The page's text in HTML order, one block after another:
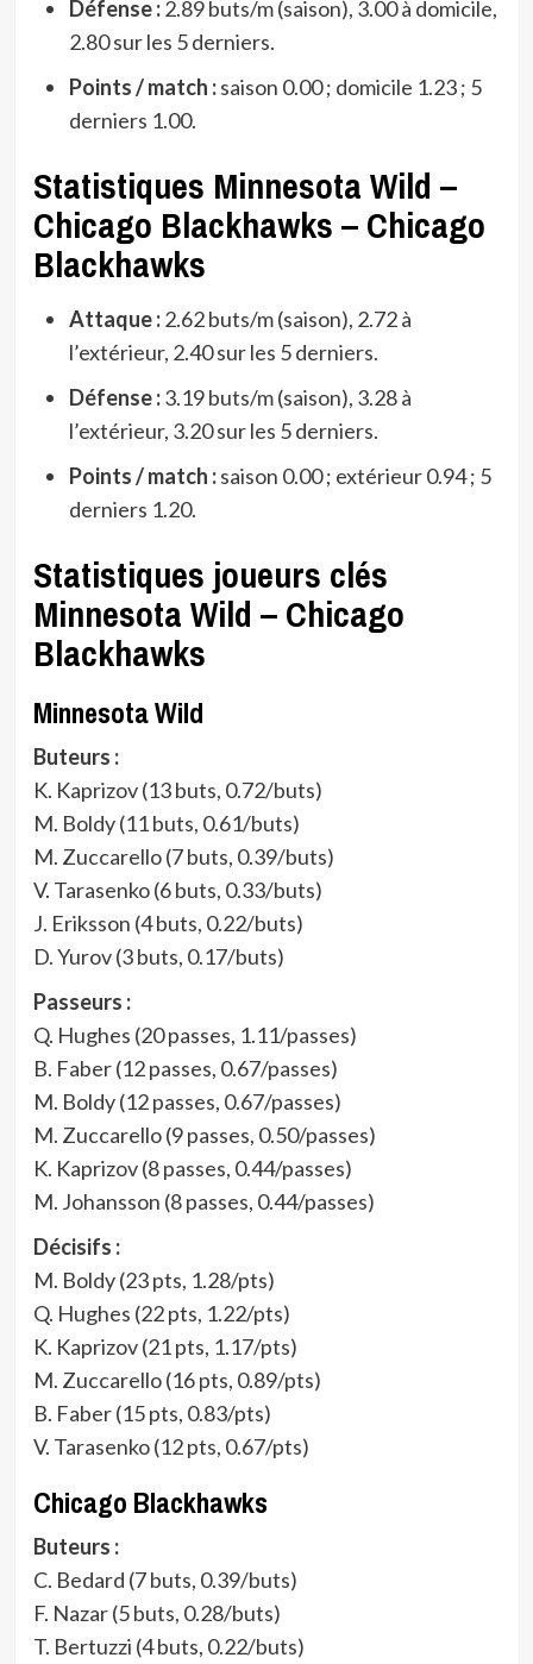
Défense :2.89 buts/m (saison), 3.00 à domicile,
2.80 sur les 5 derniers.
Points / match :saison 0.00 ; domicile 1.23 ; 5
derniers 1.00.
Statistiques Minnesota Wild –
Chicago Blackhawks – Chicago
Blackhawks
Attaque :2.62 buts/m (saison), 2.72 à
l’extérieur, 2.40 sur les 5 derniers.
Défense :3.19 buts/m (saison), 3.28 à
l’extérieur, 3.20 sur les 5 derniers.
Points / match :saison 0.00 ; extérieur 0.94 ; 5
derniers 1.20.
Statistiques joueurs clés
Minnesota Wild – Chicago
Blackhawks
Minnesota Wild
Buteurs :
K. Kaprizov (13 buts, 0.72/buts)
M. Boldy (11 buts, 0.61/buts)
M. Zuccarello (7 buts, 0.39/buts)
V. Tarasenko (6 buts, 0.33/buts)
J. Eriksson (4 buts, 0.22/buts)
D. Yurov (3 buts, 0.17/buts)
Passeurs :
Q. Hughes (20 passes, 1.11/passes)
B. Faber (12 passes, 0.67/passes)
M. Boldy (12 passes, 0.67/passes)
M. Zuccarello (9 passes, 0.50/passes)
K. Kaprizov (8 passes, 0.44/passes)
M. Johansson (8 passes, 0.44/passes)
Décisifs :
M. Boldy (23 pts, 1.28/pts)
Q. Hughes (22 pts, 1.22/pts)
K. Kaprizov (21 pts, 1.17/pts)
M. Zuccarello (16 pts, 0.89/pts)
B. Faber (15 pts, 0.83/pts)
V. Tarasenko (12 pts, 0.67/pts)
Chicago Blackhawks
Buteurs :
C. Bedard (7 buts, 0.39/buts)
F. Nazar (5 buts, 0.28/buts)
T. Bertuzzi (4 buts, 0.22/buts)